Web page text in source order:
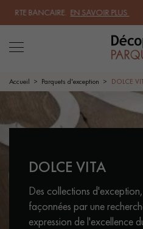
EN SAVOIR PLUS|
LES RECHERCHES LES
CONTACTEZ-NOUS
PARQUET MASSIF
SOL PLAQUÉ BOIS VERITABLES
Accueil Parquets d'exception DOLCE
DOLCE VITA
Des collections
façonnées par une
expression de l'excellence